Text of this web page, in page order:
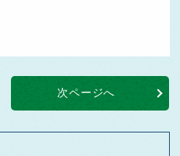
次ページへ